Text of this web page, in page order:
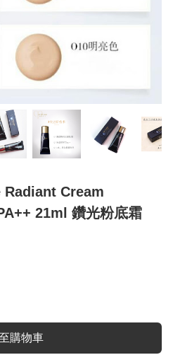
Radiant Cream
21ml 鑽光粉底霜
購物車